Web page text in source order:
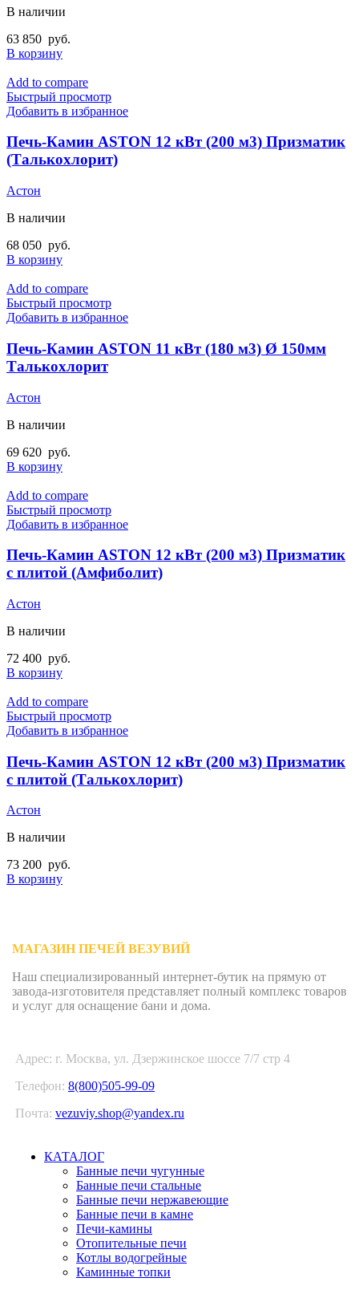
В наличии
63 850 руб.
В корзину
Add to compare
Быстрый просмотр
Добавить в избранное
Печь-Камин ASTON 12 кВт (200 м3) Призматик
(Талькохлорит)
Астон
В наличии
68 050 руб.
В корзину
Add to compare
Быстрый просмотр
Добавить в избранное
Печь-Камин ASTON 11 кВт (180 м3) Ø 150мм
Талькохлорит
Астон
В наличии
69 620 руб.
В корзину
Add to compare
Быстрый просмотр
Добавить в избранное
Печь-Камин ASTON 12 кВт (200 м3) Призматик
с плитой (Амфиболит)
Астон
В наличии
72 400 руб.
В корзину
Add to compare
Быстрый просмотр
Добавить в избранное
Печь-Камин ASTON 12 кВт (200 м3) Призматик
с плитой (Талькохлорит)
Астон
В наличии
73 200 руб.
В корзину
МАГАЗИН ПЕЧЕЙ ВЕЗУВИЙ
Наш специализированный интернет-бутик на прямую от
завода-изготовителя представляет полный комплекс товаров
и услуг для оснащение бани и дома.
Адрес: г. Москва, ул. Дзержинское шоссе 7/7 стр 4
Телефон: 8(800)505-99-09
Почта: vezuviy.shop@yandex.ru
КАТАЛОГ
Банные печи чугунные
Банные печи стальные
Банные печи нержавеющие
Банные печи в камне
Печи-камины
Отопительные печи
Котлы водогрейные
Каминные топки